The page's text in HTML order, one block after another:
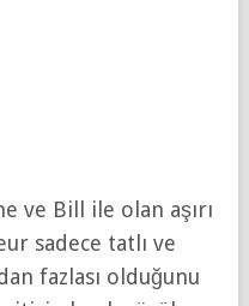
ve Bill ile olan aşırı
sadece tatlı ve
fazlası olduğunu